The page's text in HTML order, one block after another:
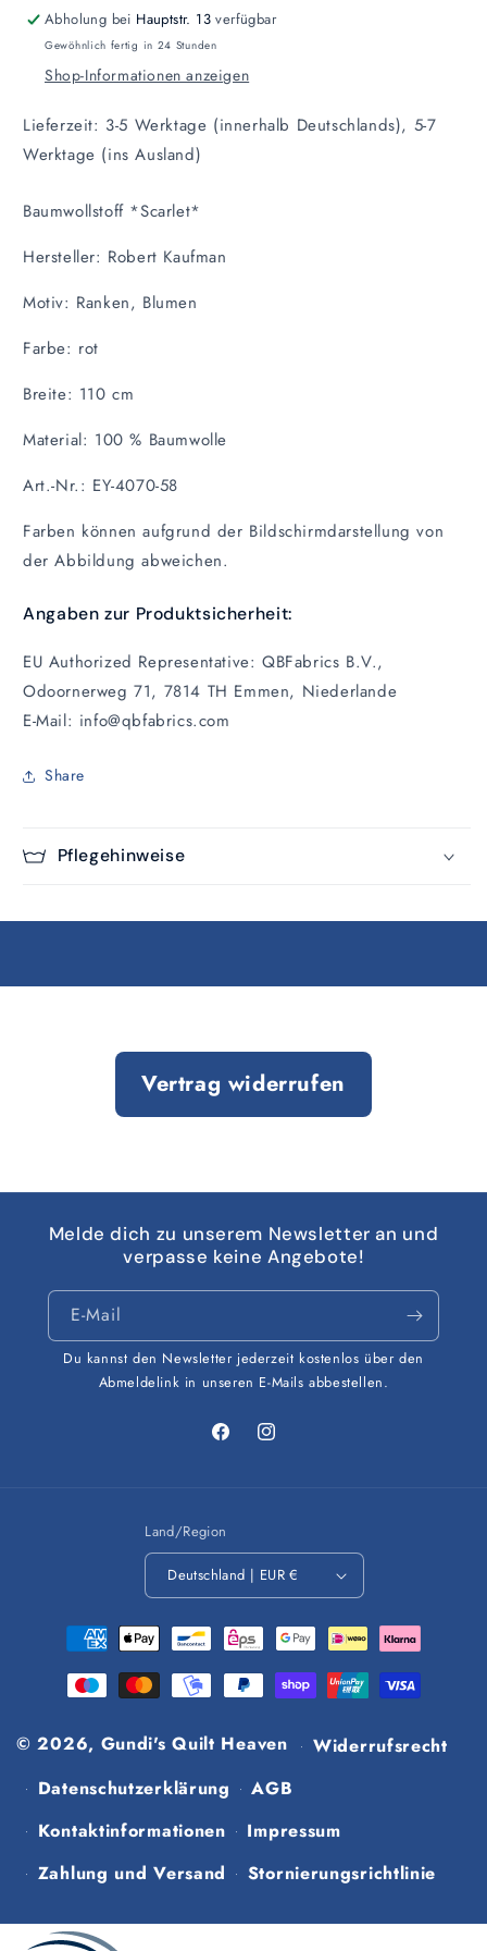
Abholung bei Hauptstr. 13 verfügbar
Gewöhnlich fertig in 24 Stunden
Shop-Informationen anzeigen
Lieferzeit: 3-5 Werktage (innerhalb Deutschlands), 5-7
Werktage (ins Ausland)
Baumwollstoff *Scarlet*
Hersteller: Robert Kaufman
Motiv: Ranken, Blumen
Farbe: rot
Breite: 110 cm
Material: 100 % Baumwolle
Art.-Nr.: EY-4070-58
Farben können aufgrund der Bildschirmdarstellung von
der Abbildung abweichen.
Angaben zur Produktsicherheit:
EU Authorized Representative: QBFabrics B.V.,
Odoornerweg 71, 7814 TH Emmen, Niederlande
E-Mail: info@qbfabrics.com
Share
Pflegehinweise
Vertrag widerrufen
Melde dich zu unserem Newsletter an und
verpasse keine Angebote!
E-Mail
Du kannst den Newsletter jederzeit kostenlos über den
Abmeldelink in unseren E-Mails abbestellen.
FacebookInstagram
Land/Region
Deutschland | EUR €
Zahlungsmethoden
© 2026, Gundi's Quilt Heaven
Widerrufsrecht
Datenschutzerklärung
AGB
Kontaktinformationen
Impressum
Zahlung und Versand
Stornierungsrichtlinie